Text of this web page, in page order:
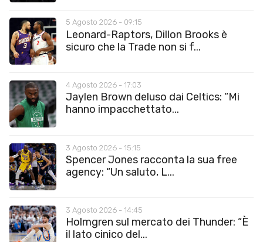
5 Agosto 2026 - 09:15
Leonard-Raptors, Dillon Brooks è
sicuro che la Trade non si f...
4 Agosto 2026 - 17:03
Jaylen Brown deluso dai Celtics: “Mi
hanno impacchettato...
3 Agosto 2026 - 15:15
Spencer Jones racconta la sua free
agency: “Un saluto, L...
3 Agosto 2026 - 14:45
Holmgren sul mercato dei Thunder: “È
il lato cinico del...